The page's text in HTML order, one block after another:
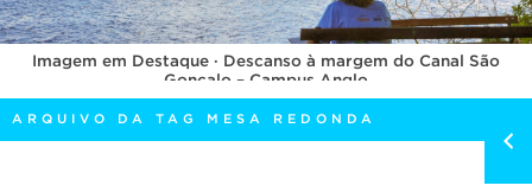
INTERNACIONAL
OUVIDORIA
PORTARIAS
TELEFONES
Imagem em Destaque · Descanso à margem do Canal São
Gonçalo – Campus Anglo
ARQUIVO DA TAG MESA REDONDA